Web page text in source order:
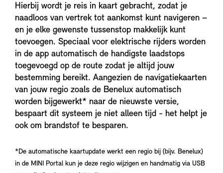
Hierbij wordt je reis in kaart gebracht, zodat je
naadloos van vertrek tot aankomst kunt navigeren –
en je elke gewenste tussenstop makkelijk kunt
toevoegen. Speciaal voor elektrische rijders worden
in de app automatisch de handigste laadstops
toegevoegd op de route zodat je altijd jouw
bestemming bereikt. Aangezien de navigatiekaarten
van jouw regio zoals de Benelux automatisch
worden bijgewerkt* naar de nieuwste versie,
bespaart dit systeem je niet alleen tijd - het helpt je
ook om brandstof te besparen.
*De automatische kaartupdate werkt een regio bij (bijv. Benelux)
in de MINI Portal kun je deze regio wijzigen en handmatig via USB